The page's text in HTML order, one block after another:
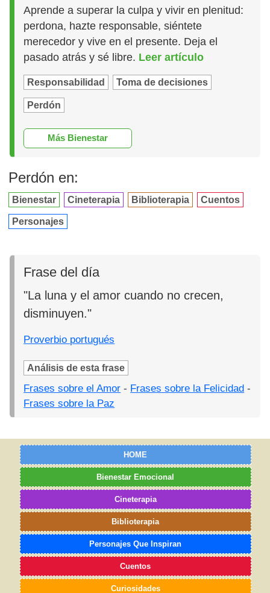
Aprende a superar la culpa y vivir en plenitud:
perdona, hazte responsable, siéntete
merecedor y vive en el presente. Deja el
pasado atrás y sé libre. Leer artículo
Responsabilidad Toma de decisiones
Perdón
Más Bienestar
Perdón en:
Bienestar Cineterapia Biblioterapia Cuentos
Personajes
Frase del día
"La luna y el amor cuando no crecen,
disminuyen."
Proverbio portugués
Análisis de esta frase
Frases sobre el Amor - Frases sobre la Felicidad -
Frases sobre la Paz
HOME
Bienestar Emocional
Cineterapia
Biblioterapia
Personajes Que Inspiran
Cuentos
Curiosidades